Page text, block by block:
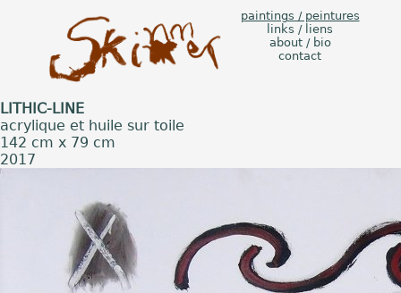
paintings / peintures
links / liens
about / bio
contact
LITHIC-LINE
acrylique et huile sur toile
142 cm x 79 cm
2017